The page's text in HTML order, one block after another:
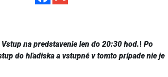
Vstup na predstavenie len do 20:30 hod.!Po
do hľadiska a vstupné v tomto prípade nie je